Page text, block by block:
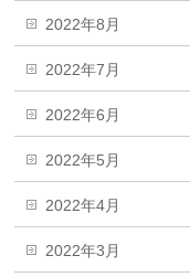
2022年8月
2022年7月
2022年6月
2022年5月
2022年4月
2022年3月